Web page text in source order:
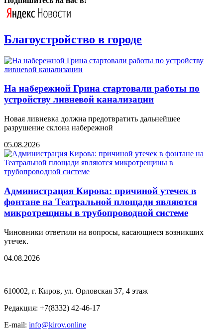
Благоустройство в городе
На набережной Грина стартовали работы по
устройству ливневой канализации
Новая ливневка должна предотвратить дальнейшее
разрушение склона набережной
05.08.2026
Администрация Кирова: причиной утечек в
фонтане на Театральной площади являются
микротрещины в трубопроводной системе
Чиновники ответили на вопросы, касающиеся возникших
утечек.
04.08.2026
610002, г. Киров, ул. Орловская 37, 4 этаж
Редакция: +7(8332) 42-46-17
E-mail: info@kirov.online